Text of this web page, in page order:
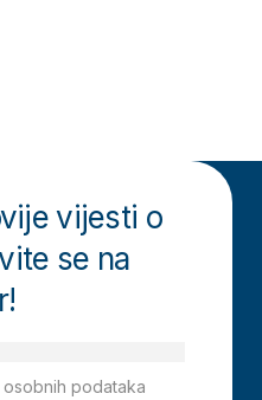
vijesti o
se na
podataka